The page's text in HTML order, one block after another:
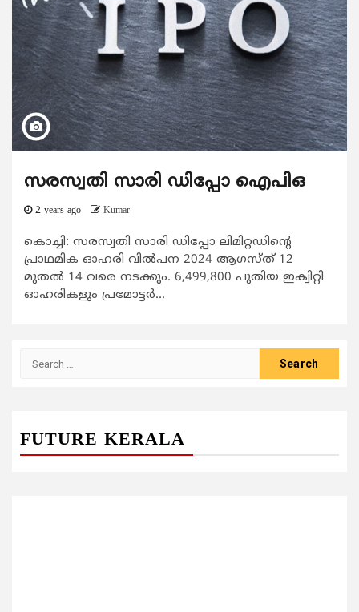
സരസ്വതി സാരി ഡിപ്പോ ഐപിഒ
2 years ago Kumar
കൊച്ചി: സരസ്വതി സാരി ഡിപ്പോ ലിമിറ്റഡിന്‍റെ
പ്രാഥമിക ഓഹരി വില്‍പന 2024 ആഗസ്ത് 12
മുതല്‍ 14 വരെ നടക്കും. 6,499,800 പുതിയ ഇക്വിറ്റി
ഓഹരികളും പ്രമോട്ടര്‍...
FUTURE KERALA